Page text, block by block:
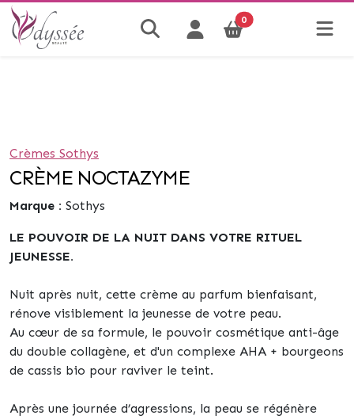
0
Crèmes Sothys
CRÈME NOCTAZYME
Marque : Sothys
LE POUVOIR DE LA NUIT DANS VOTRE RITUEL
JEUNESSE.
Nuit après nuit, cette crème au parfum bienfaisant,
rénove visiblement la jeunesse de votre peau.
Au cœur de sa formule, le pouvoir cosmétique anti-âge
du double collagène, et d'un complexe AHA + bourgeons
de cassis bio pour raviver le teint.
Après une journée d’agressions, la peau se régénère